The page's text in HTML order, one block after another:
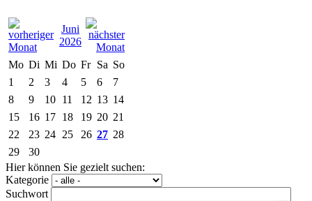
Juni
2026
Mo Di Mi Do Fr Sa So
1
2 3 4 5 6
7
8
9 10 11 12 13 14
15
16 17 18 19 20 21
22
23 24 25 26 27 28
29
30
Hier können Sie gezielt suchen:
Kategorie
Suchwort